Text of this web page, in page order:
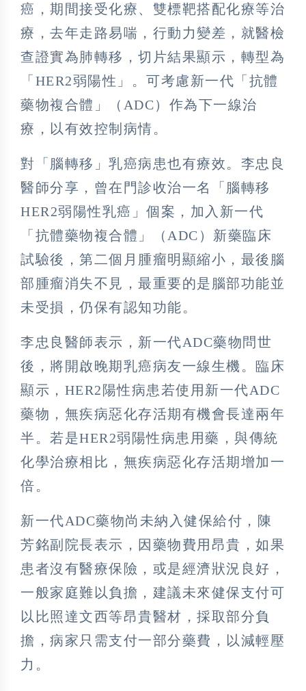
癌，期間接受化療、雙標靶搭配化療等治
療，去年走路易喘，行動力變差，就醫檢
查證實為肺轉移，切片結果顯示，轉型為
「HER2弱陽性」。可考慮新一代「抗體
藥物複合體」（ADC）作為下一線治
療，以有效控制病情。
對「腦轉移」乳癌病患也有療效。李忠良
醫師分享，曾在門診收治一名「腦轉移
HER2弱陽性乳癌」個案，加入新一代
「抗體藥物複合體」（ADC）新藥臨床
試驗後，第二個月腫瘤明顯縮小，最後腦
部腫瘤消失不見，最重要的是腦部功能並
未受損，仍保有認知功能。
李忠良醫師表示，新一代ADC藥物問世
後，將開啟晚期乳癌病友一線生機。臨床
顯示，HER2陽性病患若使用新一代ADC
藥物，無疾病惡化存活期有機會長達兩年
半。若是HER2弱陽性病患用藥，與傳統
化學治療相比，無疾病惡化存活期增加一
倍。
新一代ADC藥物尚未納入健保給付，陳
芳銘副院長表示，因藥物費用昂貴，如果
患者沒有醫療保險，或是經濟狀況良好，
一般家庭難以負擔，建議未來健保支付可
以比照達文西等昂貴醫材，採取部分負
擔，病家只需支付一部分藥費，以減輕壓
力。